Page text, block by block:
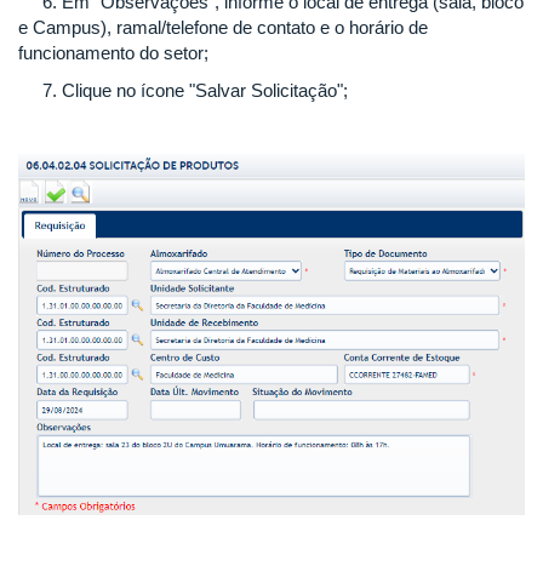
e Campus), ramal/telefone de contato e o horário de
funcionamento do setor;
7. Clique no ícone "Salvar Solicitação";